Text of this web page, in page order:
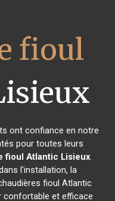
fioul
ont confiance en notre
pour toutes leurs
fioul Atlantic Lisieux.
l'installation, la
fioul Atlantic
confortable et efficace